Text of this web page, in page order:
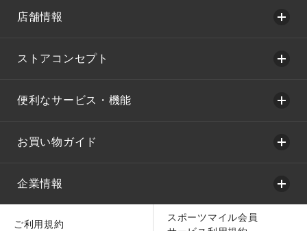
店舗情報
ストアコンセプト
便利なサービス・機能
お買い物ガイド
企業情報
ご利用規約
スポーツマイル会員